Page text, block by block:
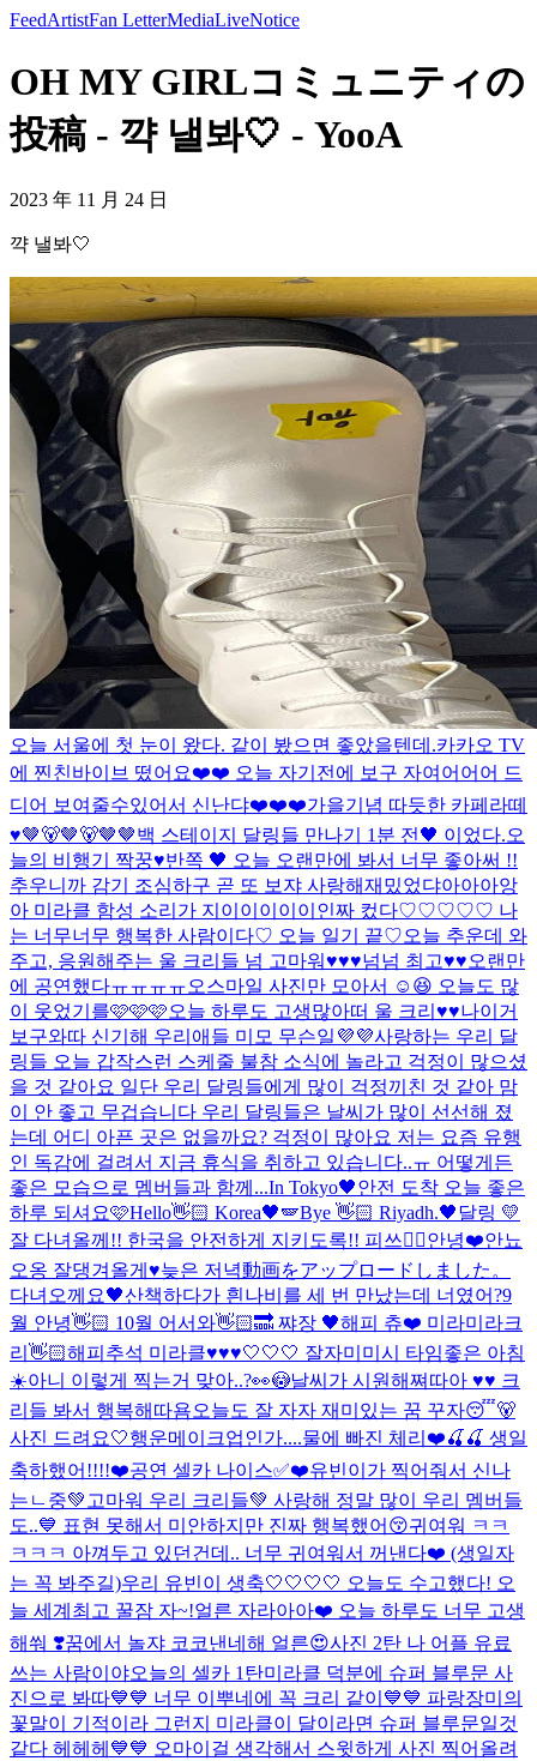
FeedArtistFan LetterMediaLiveNotice
OH MY GIRLコミュニティの
投稿 - 꺅 낼봐🤍 - YooA
2023 年 11 月 24 日
꺅 낼봐🤍
오늘 서울에 첫 눈이 왔다. 같이 봤으면 좋았을텐데.카카오 TV
에 찐친바이브 떴어요❤️❤️ 오늘 자기전에 보구 자여어어어 드
디어 보여줄수있어서 신난댜❤️❤️❤️가을기념 따듯한 카페라떼
♥🤎🐻🤎🐻🤎🤎백 스테이지 달링들 만나기 1분 전🖤 이었다.오
늘의 비행기 짝꿍♥반쪽 🖤 오늘 오랜만에 봐서 너무 좋아써 !!
추우니까 감기 조심하구 곧 또 보쟈 사랑해재밌었댜아아아앙
아 미라클 함성 소리가 지이이이이이인짜 컸다♡♡♡♡♡ 나
는 너무너무 행복한 사람이다♡ 오늘 일기 끝♡오늘 추운데 와
주고, 응원해주는 울 크리들 넘 고마워♥♥♥넘넘 최고♥♥오랜만
에 공연했다ㅠㅠㅠㅠ오스마일 사진만 모아서 ☺️😆 오늘도 많
이 웃었기를🩷🩷🩷오늘 하루도 고생많아떠 울 크리♥♥나이거
보구와따 신기해 우리애들 미모 무슨일💜💜사랑하는 우리 달
링들 오늘 갑작스런 스케줄 불참 소식에 놀라고 걱정이 많으셨
을 것 같아요 일단 우리 달링들에게 많이 걱정끼친 것 같아 맘
이 안 좋고 무겁습니다 우리 달링들은 날씨가 많이 선선해 졌
는데 어디 아픈 곳은 없을까요? 걱정이 많아요 저는 요즘 유행
인 독감에 걸려서 지금 휴식을 취하고 있습니다..ㅠ 어떻게든
좋은 모습으로 멤버들과 함께...In Tokyo🖤안전 도착 오늘 좋은
하루 되셔요🩷Hello👋🏻 Korea🖤🪽Bye 👋🏻 Riyadh.🖤달링 💛
잘 다녀올께!! 한국을 안전하게 지키도록!! 피쓰✌🏻안녕❤️안뇨
오옹 잘댕겨올게♥늦은 저녁動画をアップロードしました。
다녀오께요🖤산책하다가 흰나비를 세 번 만났는데 너였어?9
월 안녕👋🏻 10월 어서와👋🏻🔜 쨔장 🖤해피 츄❤️ 미라미라크
리👋🏻해피추석 미라클♥♥♥🤍🤍🤍 잘자미미시 타임좋은 아침
☀️아니 이렇게 찍는거 맞아..?👀😳날씨가 시원해쪄따아 ♥♥ 크
리들 봐서 행복해따욤오늘도 잘 자자 재미있는 꿈 꾸자😴🐻
사진 드려요🤍행운메이크업인가....물에 빠진 체리❤️🍒🍒 생일
축하했어!!!!❤️공연 셀카 나이스✅❤️유빈이가 찍어줘서 신나
는ㄴ중💚 고마워 우리 크리들💚 사랑해 정말 많이 우리 멤버들
도..💙 표현 못해서 미안하지만 진짜 행복했어😚귀여워 ㅋㅋ
ㅋㅋㅋ 아껴두고 있던건데.. 너무 귀여워서 꺼낸다❤️ (생일자
는 꼭 봐주길)우리 유빈이 생축🤍🤍🤍🤍 오늘도 수고했다! 오
늘 세계최고 꿀잠 자~!얼른 자라아아❤️ 오늘 하루도 너무 고생
해쒀 ❣️꿈에서 놀쟈 코코낸네해 얼른😍사진 2탄 나 어플 유료
쓰는 사람이야오늘의 셀카 1탄미라클 덕분에 슈퍼 블루문 사
진으로 봐따💙💙 너무 이뿌네에 꼭 크리 같이💙💙 파랑장미의
꽃말이 기적이라 그런지 미라클이 달이라면 슈퍼 블루문일것
같다 헤헤헤💙💙 오마이걸 생각해서 스윗하게 사진 찍어올려